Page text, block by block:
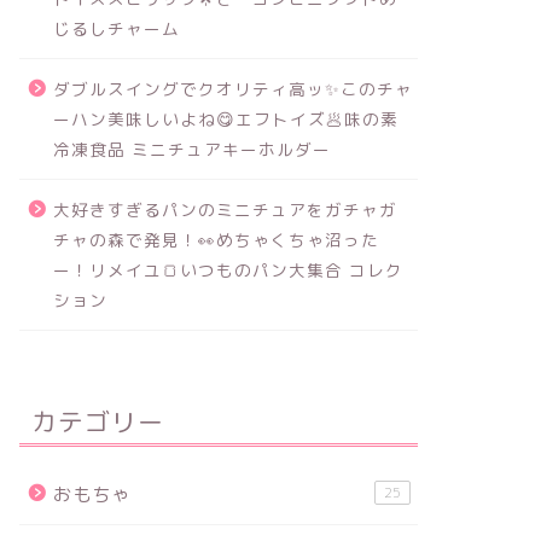
じるしチャーム
ダブルスイングでクオリティ高ッ✨このチャ
ーハン美味しいよね😋エフトイズ🥟味の素
冷凍食品 ミニチュアキーホルダー
大好きすぎるパンのミニチュアをガチャガ
チャの森で発見！👀めちゃくちゃ沼った
ー！リメイユ🍞いつものパン大集合 コレク
ション
カテゴリー
おもちゃ 25